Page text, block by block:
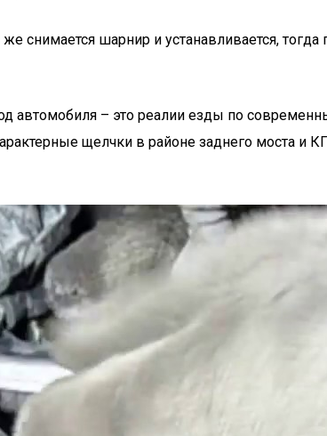
снимается шарнир и устанавливается,
автомобиля – это реалии езды по
щелчки в районе заднего моста и